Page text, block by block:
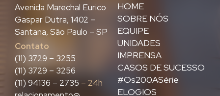
HOME
SOBRE NÓS
EQUIPE
UNIDADES
IMPRENSA
CASOS DE SUCESSO
#Os200ASérie
ELOGIOS
Avenida Marechal Eurico
Gaspar Dutra, 1402 –
Santana, São Paulo – SP
Contato
(11) 3729 – 3255
(11) 3729 – 3256
(11) 94136 – 2735 – 24h